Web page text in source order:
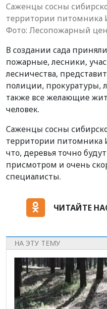
Саженцы сосны
территории питомника
Фото: Лесопожарный
В создании сада
пожарные, лесники,
лесничества,
полиции, прокуратуры,
также все желающие
человек.
Саженцы сосны
территории питомника
что, деревья точно
присмотром и очень
специалисты.
ЧИТАЙТЕ
НА ЭТУ ТЕМУ